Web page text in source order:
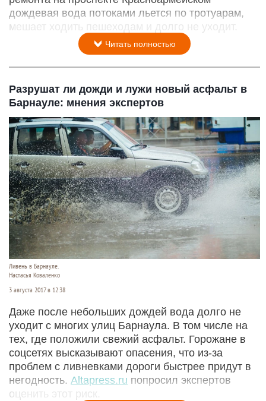
дождевая вода потоками льется по тротуарам,
мешает ходить пешеходам и долго не уходит.
Читать полностью
Разрушат ли дожди и лужи новый асфальт в
Барнауле: мнения экспертов
Ливень в Барнауле.
Настасья Коваленко
3 августа 2017 в 12:38
Даже после небольших дождей вода долго не
уходит с многих улиц Барнаула. В том числе на
тех, где положили свежий асфальт. Горожане в
соцсетях высказывают опасения, что из-за
проблем с ливневками дороги быстрее придут в
негодность. Altapress.ru попросил экспертов
оценить этот риск.